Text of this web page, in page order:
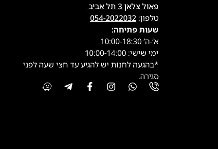
פאול צלאן 3 תל אביב
טלפון: 054-2022032
שעות פתיחה:
א’-ה’ 10:00-18:30
ימי שישי: 10:00-14:00
*בהגעה לחנות יש להגיע עד חצי שעה לפני
סגירה.